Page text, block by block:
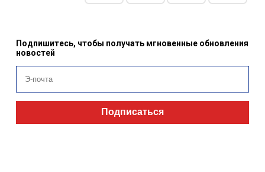
Подпишитесь, чтобы получать мгновенные обновления
новостей
Подписаться